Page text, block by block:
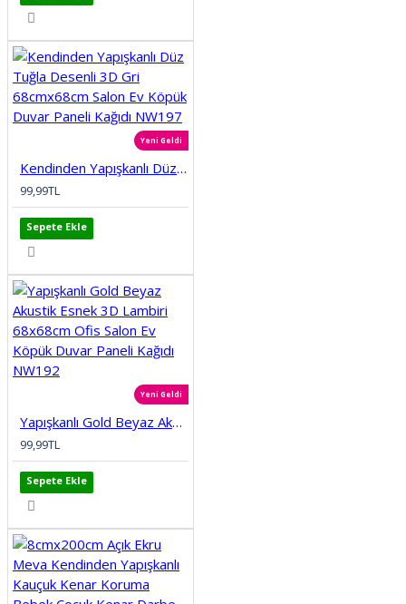
Yeni Geldi
Kendinden Yapışkanlı Düz Tuğla Desenli 3D Gri 68cmx68cm Salon Ev Köpük Duvar Paneli Kağıdı NW197
99,99TL
Sepete Ekle
Yeni Geldi
Yapışkanlı Gold Beyaz Akustik Esnek 3D Lambiri 68x68cm Ofis Salon Ev Köpük Duvar Paneli Kağıdı NW192
99,99TL
Sepete Ekle